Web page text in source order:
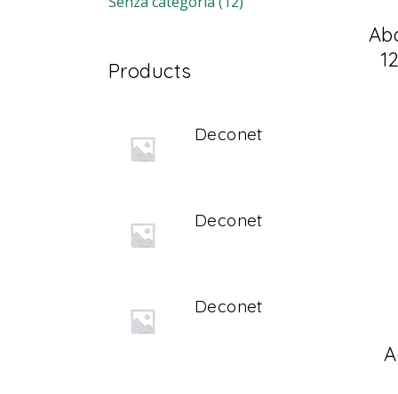
Products
Deconet
Deconet
Deconet